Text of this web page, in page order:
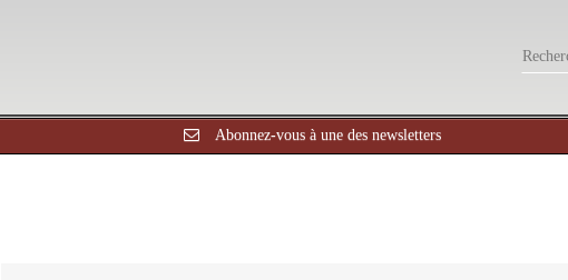
Abonnez-vous à une des newsletters